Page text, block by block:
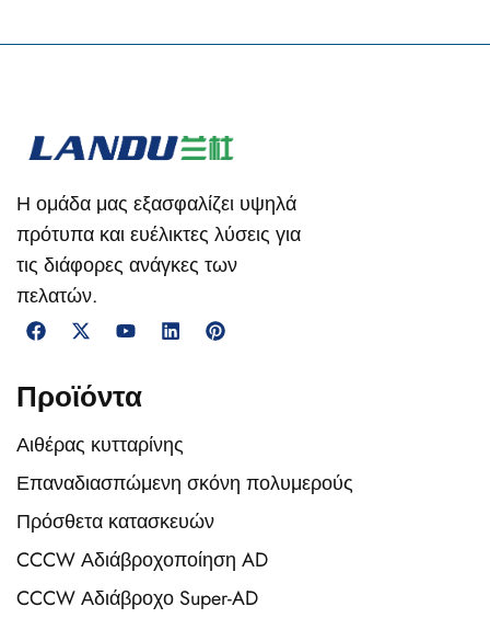
Η ομάδα μας εξασφαλίζει υψηλά
πρότυπα και ευέλικτες λύσεις για
τις διάφορες ανάγκες των
πελατών.
Προϊόντα
Αιθέρας κυτταρίνης
Επαναδιασπώμενη σκόνη πολυμερούς
Πρόσθετα κατασκευών
CCCW Αδιάβροχοποίηση AD
CCCW Αδιάβροχο Super-AD